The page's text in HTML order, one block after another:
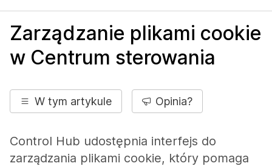
Zarządzanie plikami cookie
w Centrum sterowania
W tym artykule Opinia?
Control Hub udostępnia interfejs do
zarządzania plikami cookie, który pomaga